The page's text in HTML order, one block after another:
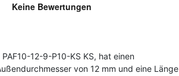
12-9-P10-KS KS, hat einen
von 12 mm und eine Länge